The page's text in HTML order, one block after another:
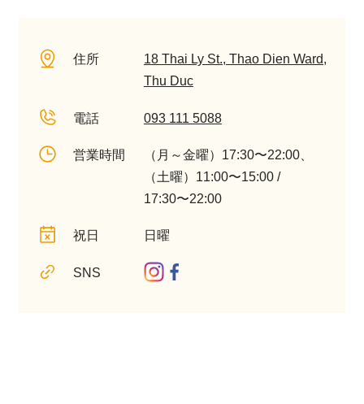
住所
18 Thai Ly St., Thao Dien Ward,
Thu Duc
電話 093 111 5088
営業時間
（月～金曜）17:30〜22:00、
（土曜）11:00〜15:00 /
17:30〜22:00
祝日 日曜
SNS